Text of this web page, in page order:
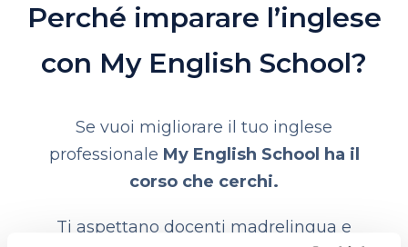
Perché imparare l’inglese
con My English School?
Se vuoi migliorare il tuo inglese
professionale My English School ha il
corso che cerchi.
Ti aspettano docenti madrelingua e